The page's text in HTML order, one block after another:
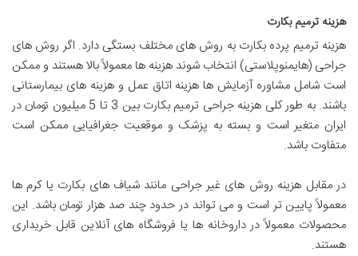
هزینه ترمیم بکارت
هزینه ترمیم پرده بکارت به روش های مختلف بستگی دارد. اگر روش های
جراحی (هایمنوپلاستی) انتخاب شوند هزینه ها معمولاً بالا هستند و ممکن
است شامل مشاوره آزمایش ها هزینه اتاق عمل و هزینه های بیمارستانی
باشند. به طور کلی هزینه جراحی ترمیم بکارت بین 3 تا 5 میلیون تومان در
ایران متغیر است و بسته به پزشک و موقعیت جغرافیایی ممکن است
متفاوت باشد.
در مقابل هزینه روش های غیر جراحی مانند شیاف های بکارت یا کرم ها
معمولاً پایین تر است و می تواند در حدود چند صد هزار تومان باشد. این
محصولات معمولاً در داروخانه ها یا فروشگاه های آنلاین قابل خریداری
هستند.